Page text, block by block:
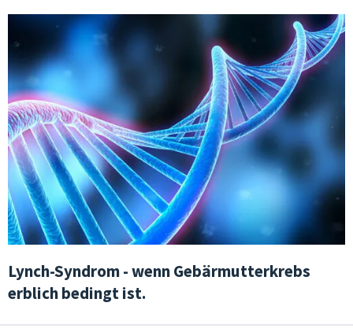
Lynch-Syndrom - wenn Gebärmutterkrebs
erblich bedingt ist.